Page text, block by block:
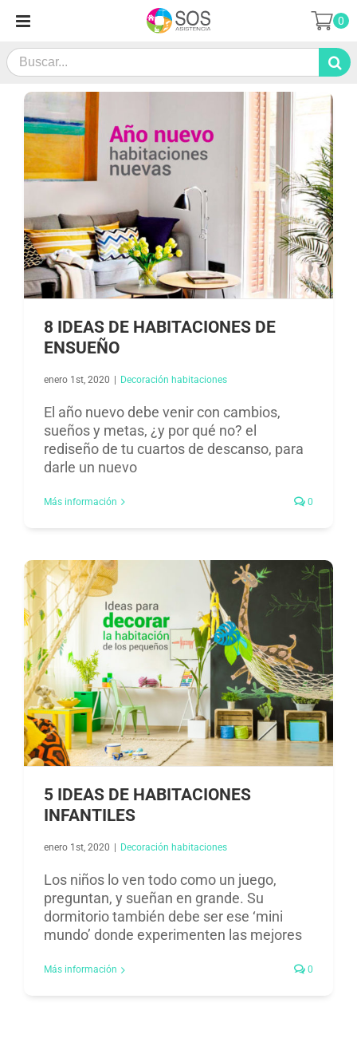
contenido
Search
for:
0
8 IDEAS DE HABITACIONES DE
ENSUEÑO
enero 1st, 2020 | Decoración habitaciones​
El año nuevo debe venir con cambios,
sueños y metas, ¿y por qué no? el
rediseño de tu cuartos de descanso, para
darle un nuevo
Más información 0
5 IDEAS DE HABITACIONES
INFANTILES
enero 1st, 2020 Decoración habitaciones​
Los niños lo ven todo como un juego,
preguntan, y sueñan en grande. Su
dormitorio también debe ser ese ‘mini
mundo’ donde experimenten las mejores
Más información 0